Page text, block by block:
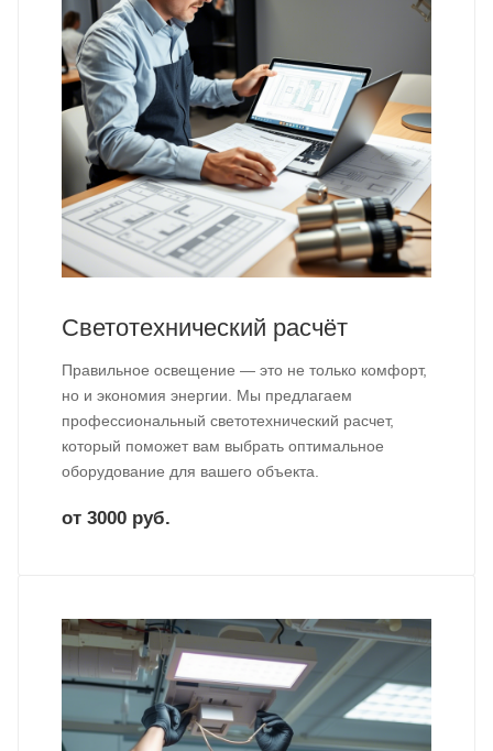
Светотехнический расчёт
Правильное освещение — это не только комфорт,
но и экономия энергии. Мы предлагаем
профессиональный светотехнический расчет,
который поможет вам выбрать оптимальное
оборудование для вашего объекта.
от 3000 руб.